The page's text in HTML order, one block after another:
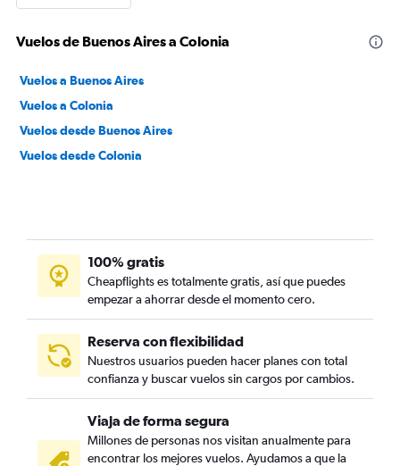
Vuelos de Buenos Aires a Colonia
Vuelos a Buenos Aires
Vuelos a Colonia
Vuelos desde Buenos Aires
Vuelos desde Colonia
100% gratis
Cheapflights es totalmente gratis, así que puedes
empezar a ahorrar desde el momento cero.
Reserva con flexibilidad
Nuestros usuarios pueden hacer planes con total
confianza y buscar vuelos sin cargos por cambios.
Viaja de forma segura
Millones de personas nos visitan anualmente para
encontrar los mejores vuelos. Ayudamos a que la